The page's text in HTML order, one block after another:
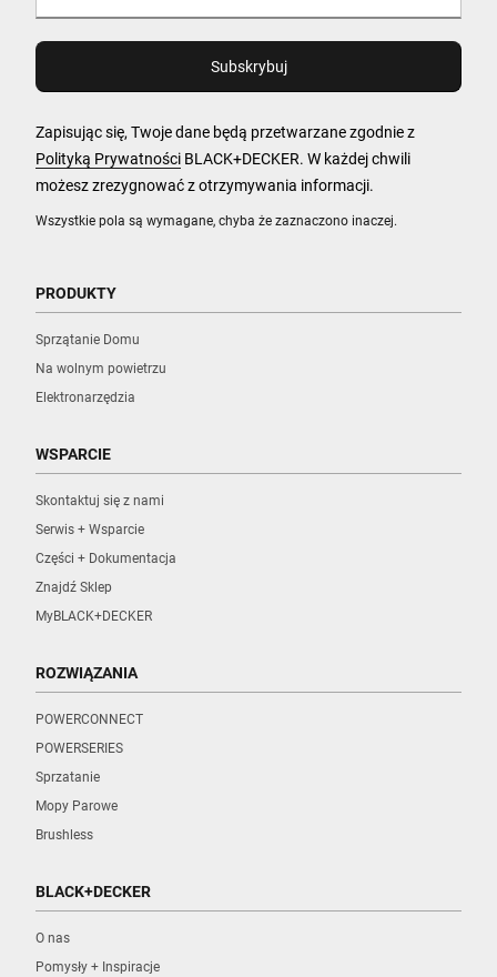
Wszystkie pola są wymagane, chyba że zaznaczono inaczej.
Zapisując się, Twoje dane będą przetwarzane zgodnie z
Polityką Prywatności BLACK+DECKER. W każdej chwili
możesz zrezygnować z otrzymywania informacji.
PRODUKTY
Sprzątanie Domu
Na wolnym powietrzu
Elektronarzędzia
WSPARCIE
Skontaktuj się z nami
Serwis + Wsparcie
Części + Dokumentacja
Znajdź Sklep
MyBLACK+DECKER
ROZWIĄZANIA
POWERCONNECT
POWERSERIES
Sprzatanie
Mopy Parowe
Brushless
BLACK+DECKER
O nas
Pomysły + Inspiracje